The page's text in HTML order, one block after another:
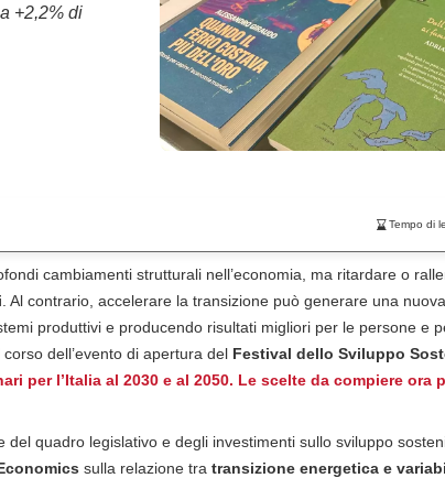
+2,2% di
Tempo di
cambiamenti strutturali nell’economia, ma ritardare o
. Al contrario, accelerare la transizione può generare una
produttivi e producendo risultati migliori per le persone e
dell’evento di apertura del Festival dello Sviluppo
per l’Italia al 2030 e al 2050. Le scelte da compiere ora
quadro legislativo e degli investimenti sullo sviluppo
sulla relazione tra transizione energetica e